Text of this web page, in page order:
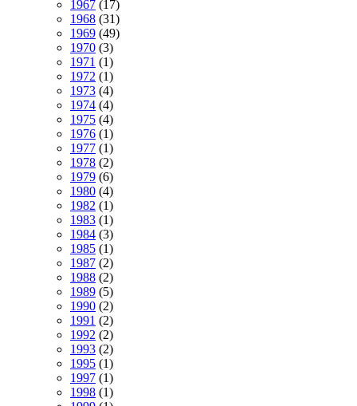
1967 (17)
1968 (31)
1969 (49)
1970 (3)
1971 (1)
1972 (1)
1973 (4)
1974 (4)
1975 (4)
1976 (1)
1977 (1)
1978 (2)
1979 (6)
1980 (4)
1982 (1)
1983 (1)
1984 (3)
1985 (1)
1987 (2)
1988 (2)
1989 (5)
1990 (2)
1991 (2)
1992 (2)
1993 (2)
1995 (1)
1997 (1)
1998 (1)